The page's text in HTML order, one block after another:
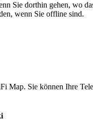
Sie dorthin gehen, wo
wenn Sie offline sind.
Map. Sie können Ihre